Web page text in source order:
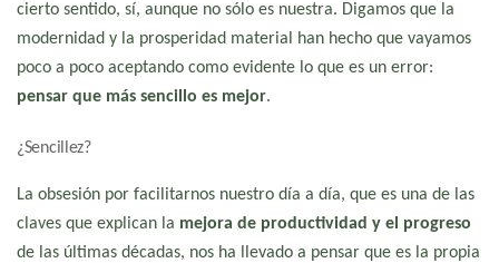
cierto sentido, sí, aunque no sólo es nuestra. Digamos que la
modernidad y la prosperidad material han hecho que vayamos
poco a poco aceptando como evidente lo que es un error:
pensar que más sencillo es mejor.
¿Sencillez?
La obsesión por facilitarnos nuestro día a día, que es una de las
claves que explican la mejora de productividad y el progreso
de las últimas décadas, nos ha llevado a pensar que es la propia